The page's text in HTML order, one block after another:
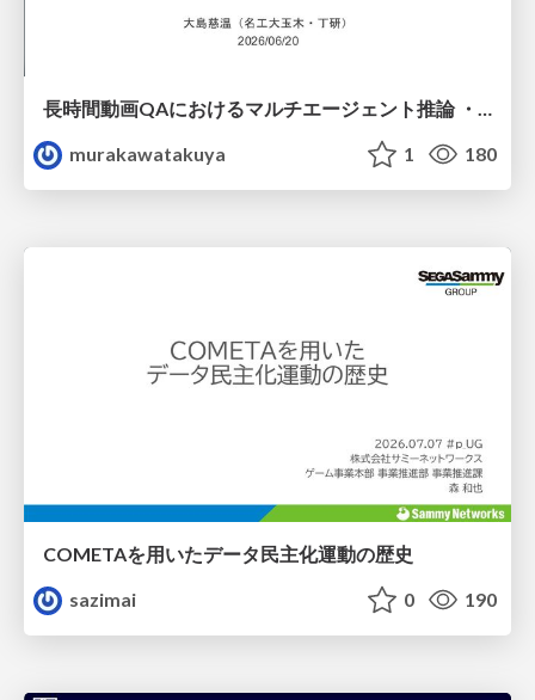
長時間動画QAにおけるマルチエージェント推論 ・SVAgent: Storyline-Guided Long Video Understanding via Cross-Modal Multi-Agent Collaboration
murakawatakuya
1 180
COMETAを用いたデータ民主化運動の歴史
sazimai
0 190